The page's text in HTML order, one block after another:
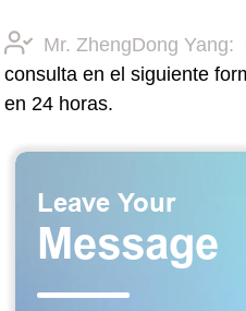
Mr. ZhengDong Yang:
consulta en el siguiente
en 24 horas.